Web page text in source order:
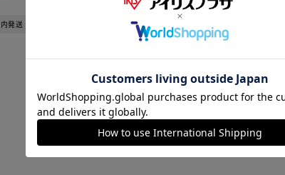
発送
1
※ご確認ください